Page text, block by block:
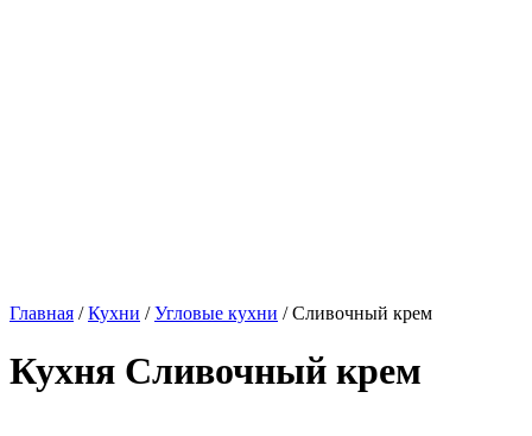
Главная /Кухни /Угловые кухни / Сливочный крем
Кухня Сливочный крем